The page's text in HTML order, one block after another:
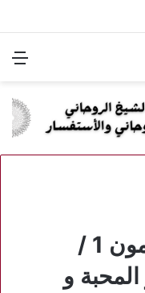
رقم شيخ روحاني مضمون 1 /
و